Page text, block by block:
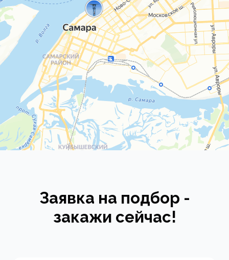
Заявка на подбор -
закажи сейчас!